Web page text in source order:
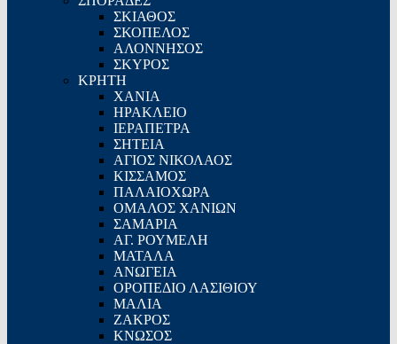
ΣΚΙΑΘΟΣ
ΣΚΟΠΕΛΟΣ
ΑΛΟΝΝΗΣΟΣ
ΣΚΥΡΟΣ
ΚΡΗΤΗ
XANIA
ΗΡΑΚΛΕΙΟ
ΙΕΡΑΠΕΤΡΑ
ΣΗΤΕΙΑ
ΑΓΙΟΣ ΝΙΚΟΛΑΟΣ
ΚΙΣΣΑΜΟΣ
ΠΑΛΑΙΟΧΩΡΑ
ΟΜΑΛΟΣ ΧΑΝΙΩΝ
ΣΑΜΑΡΙΑ
ΑΓ. ΡΟΥΜΕΛΗ
ΜΑΤΑΛΑ
ΑΝΩΓΕΙΑ
ΟΡΟΠΕΔΙΟ ΛΑΣΙΘΙΟΥ
ΜΑΛΙΑ
ΖΑΚΡΟΣ
ΚΝΩΣΟΣ